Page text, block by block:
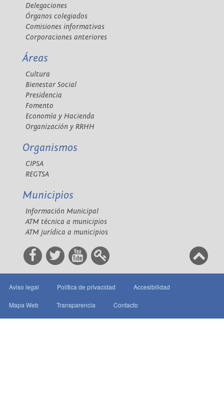
Delegaciones
Órganos colegiados
Comisiones informativas
Corporaciones anteriores
Áreas
Cultura
Bienestar Social
Presidencia
Fomento
Economía y Hacienda
Organización y RRHH
Organismos
CIPSA
REGTSA
Municipios
Información Municipal
ATM técnica a municipios
ATM jurídica a municipios
Aviso legal Política de privacidad Accesibilidad
Mapa Web Transparencia Contacto